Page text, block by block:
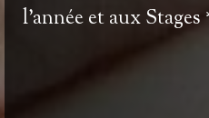
l’année et aux